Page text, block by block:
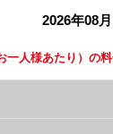
2026年08月
一人様あたり）の